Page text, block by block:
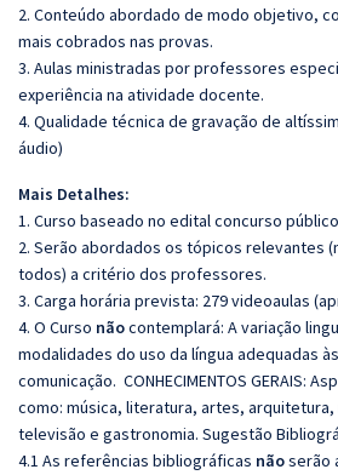
2. Conteúdo abordado de modo objetivo,
mais cobrados nas provas.
3. Aulas ministradas por professores
experiência na atividade docente.
4. Qualidade técnica de gravação de
áudio)
Mais Detalhes:
1. Curso baseado no edital concurso público
2. Serão abordados os tópicos relevantes
todos) a critério dos professores.
3. Carga horária prevista: 279 videoaulas
4. O Curso nãocontemplará: A variação
modalidades do uso da língua adequadas
comunicação. CONHECIMENTOS GERAIS:
como: música, literatura, artes,
televisão e gastronomia. Sugestão
4.1 As referências bibliográficas nãoserão